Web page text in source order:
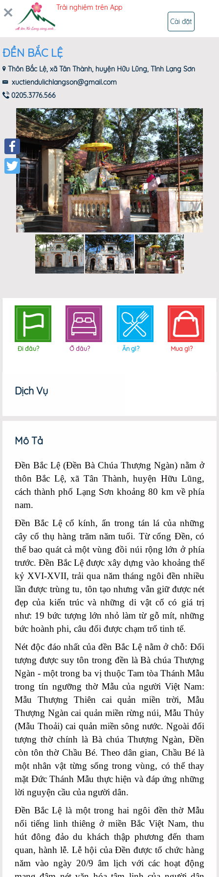
Facebook
Twitter
ĐỀN BẮC LỆ
Thôn Bắc Lệ, xã Tân Thành, huyện Hữu Lũng, Tỉnh Lạng Sơn
xuctiendulichlangson@gmail.com
0205.3776.566
Đi đâu? Ở đâu? Ăn gì? Mua gì?
Dịch Vụ
Mô Tả
Đền Bắc Lệ (Đền Bà Chúa Thượng Ngàn) nằm ở
thôn Bắc Lệ, xã Tân Thành, huyện Hữu Lũng,
cách thành phố Lạng Sơn khoảng 80 km về phía
nam.
Đền Bắc Lệ cổ kính, ẩn trong tán lá của những
cây cổ thụ hàng trăm năm tuổi. Từ cổng Đền, có
thể bao quát cả một vùng đồi núi rộng lớn ở phía
trước. Đền Bắc Lệ được xây dựng vào khoảng thế
kỷ XVI-XVII, trải qua năm tháng ngôi đền nhiều
lần được trùng tu, tôn tạo nhưng vẫn giữ được nét
đẹp của kiến trúc và những di vật cổ có giá trị
như: 19 bức tượng lớn nhỏ làm từ gỗ mít, những
bức hoành phi, câu đối được chạm trổ tinh tế.
Nét độc đáo nhất của đền Bắc Lệ nằm ở chỗ: Đối
tượng được suy tôn trong đền là Bà chúa Thượng
Ngàn - một trong ba vị thuộc Tam tòa Thánh Mẫu
trong tín ngưỡng thờ Mẫu của người Việt Nam:
Mẫu Thượng Thiên cai quản miền trời, Mẫu
Thượng Ngàn cai quản miền rừng núi, Mẫu Thủy
(Mẫu Thoải) cai quản miền sông nước. Ngoài đối
tượng thờ chính là Bà chúa Thượng Ngàn, Đền
còn tôn thờ Chầu Bé. Theo dân gian, Chầu Bé là
một nhân vật từng sống trong vùng, có thể thay
mặt Đức Thánh Mẫu thực hiện và đáp ứng những
lời nguyện cầu của người dân.
Đền Bắc Lệ là một trong hai ngôi đền thờ Mẫu
nổi tiếng linh thiêng ở miền Bắc Việt Nam, thu
hút đông đảo du khách thập phương đến tham
quan, hành lễ. Lễ hội của Đền được tổ chức hàng
năm vào ngày 20/9 âm lịch với các hoạt động
Trải nghiệm trên App
Cài đặt